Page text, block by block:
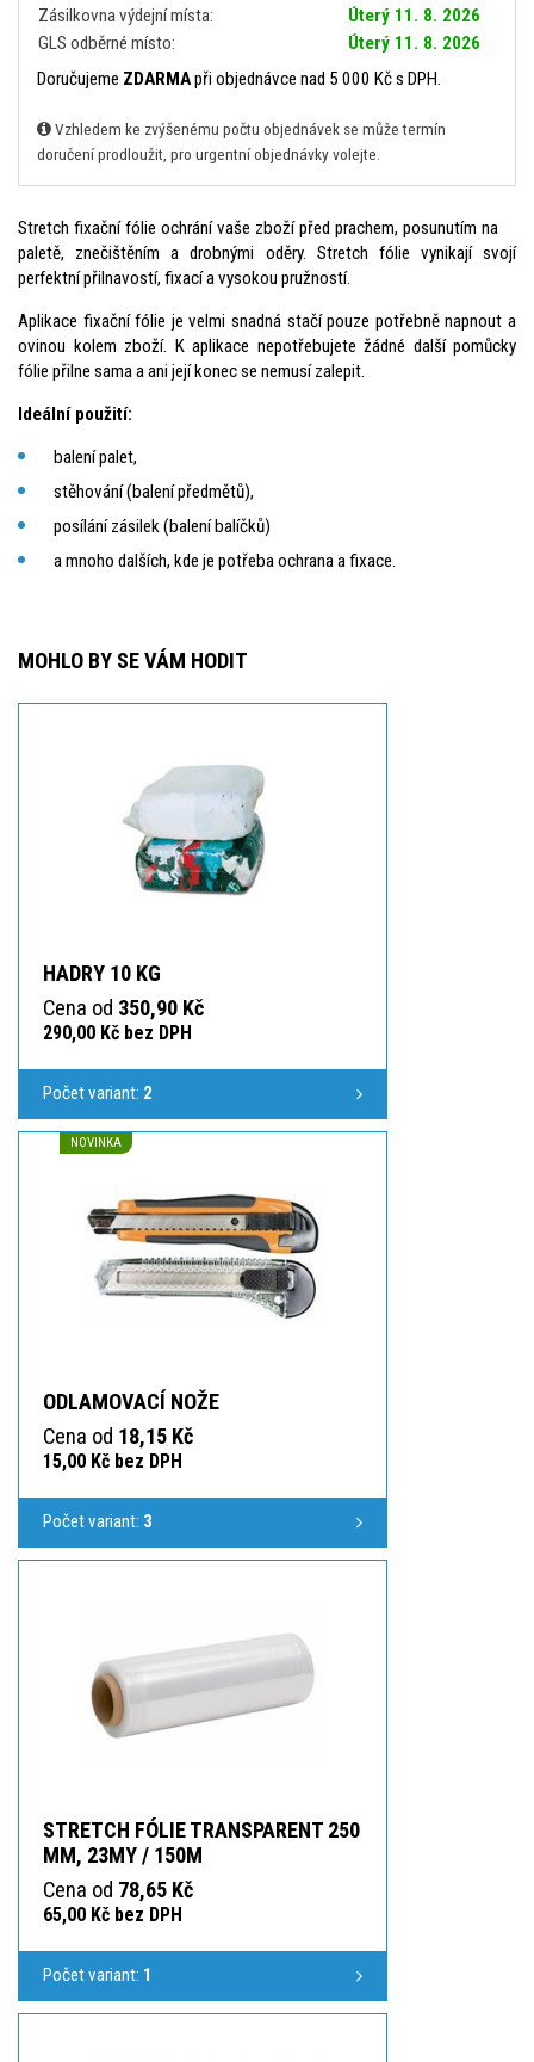
Zásilkovna výdejní místa:
Úterý 11. 8. 2026
GLS odběrné místo:
Úterý 11. 8. 2026
Doručujeme ZDARMApři objednávce nad 5 000 Kč s DPH.
Vzhledem ke zvýšenému počtu objednávek se může termín
doručení prodloužit, pro urgentní objednávky volejte.
Stretch fixační fólie ochrání vaše zboží před prachem, posunutím na
paletě, znečištěním a drobnými oděry. Stretch fólie vynikají svojí
perfektní přilnavostí, fixací a vysokou pružností.
Aplikace fixační fólie je velmi snadná stačí pouze potřebně napnout a
ovinou kolem zboží. K aplikace nepotřebujete žádné další pomůcky
fólie přilne sama a ani její konec se nemusí zalepit.
Ideální použití:
balení palet,
stěhování (balení předmětů),
posílání zásilek (balení balíčků)
a mnoho dalších, kde je potřeba ochrana a fixace.
MOHLO BY SE VÁM HODIT
HADRY 10 KG
Cena od 350,90 Kč
290,00 Kč bez DPH
Počet variant: 2
NOVINKA
ODLAMOVACÍ NOŽE
Cena od 18,15 Kč
15,00 Kč bez DPH
Počet variant: 3
STRETCH FÓLIE TRANSPARENT 250
MM, 23MY / 150M
Cena od 78,65 Kč
65,00 Kč bez DPH
Počet variant: 1